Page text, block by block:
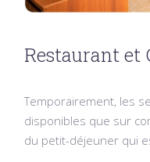
Restaurant et
Temporairement, les
disponibles que sur
du petit-déjeuner qui